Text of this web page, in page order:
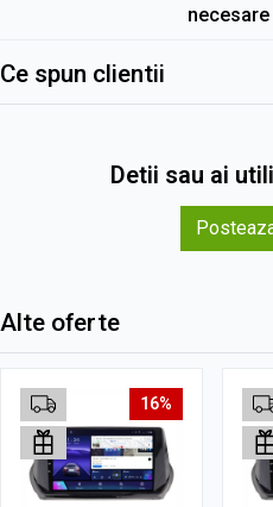
Ce spun clientii
Detii sau ai
Alte oferte
16%